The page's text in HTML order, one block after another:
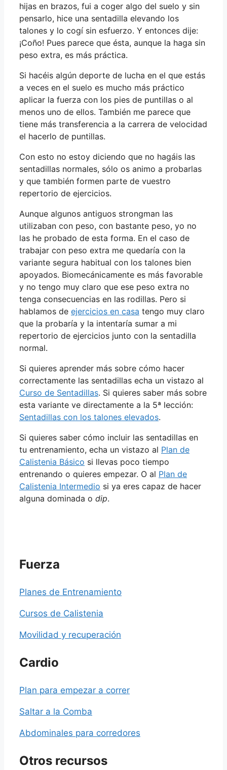
hijas en brazos, fui a coger algo del suelo y sin
pensarlo, hice una sentadilla elevando los
talones y lo cogí sin esfuerzo. Y entonces dije:
¡Coño! Pues parece que ésta, aunque la haga sin
peso extra, es más práctica.
Si hacéis algún deporte de lucha en el que estás
a veces en el suelo es mucho más práctico
aplicar la fuerza con los pies de puntillas o al
menos uno de ellos. También me parece que
tiene más transferencia a la carrera de velocidad
el hacerlo de puntillas.
Con esto no estoy diciendo que no hagáis las
sentadillas normales, sólo os animo a probarlas
y que también formen parte de vuestro
repertorio de ejercicios.
Aunque algunos antiguos strongman las
utilizaban con peso, con bastante peso, yo no
las he probado de esta forma. En el caso de
trabajar con peso extra me quedaría con la
variante segura habitual con los talones bien
apoyados. Biomecánicamente es más favorable
y no tengo muy claro que ese peso extra no
tenga consecuencias en las rodillas. Pero si
hablamos de ejercicios en casa tengo muy claro
que la probaría y la intentaría sumar a mi
repertorio de ejercicios junto con la sentadilla
normal.
Si quieres aprender más sobre cómo hacer
correctamente las sentadillas echa un vistazo al
Curso de Sentadillas. Si quieres saber más sobre
esta variante ve directamente a la 5ª lección:
Sentadillas con los talones elevados.
Si quieres saber cómo incluir las sentadillas en
tu entrenamiento, echa un vistazo al Plan de
Calistenia Básico si llevas poco tiempo
entrenando o quieres empezar. O al Plan de
Calistenia Intermedio si ya eres capaz de hacer
alguna dominada o dip.
Fuerza
Planes de Entrenamiento
Cursos de Calistenia
Movilidad y recuperación
Cardio
Plan para empezar a correr
Saltar a la Comba
Abdominales para corredores
Otros recursos